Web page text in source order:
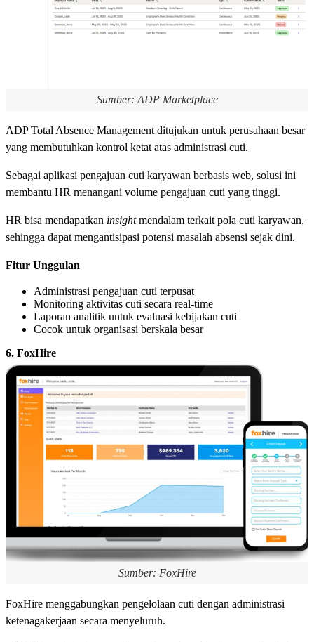
Sumber: ADP Marketplace
ADP Total Absence Management ditujukan untuk perusahaan besar
yang membutuhkan kontrol ketat atas administrasi cuti.
Sebagai aplikasi pengajuan cuti karyawan berbasis web, solusi ini
membantu HR menangani volume pengajuan cuti yang tinggi.
HR bisa mendapatkan insightmendalam terkait pola cuti karyawan,
sehingga dapat mengantisipasi potensi masalah absensi sejak dini.
Fitur Unggulan
Administrasi pengajuan cuti terpusat
Monitoring aktivitas cuti secara real-time
Laporan analitik untuk evaluasi kebijakan cuti
Cocok untuk organisasi berskala besar
6. FoxHire
Sumber: FoxHire
FoxHire menggabungkan pengelolaan cuti dengan administrasi
ketenagakerjaan secara menyeluruh.